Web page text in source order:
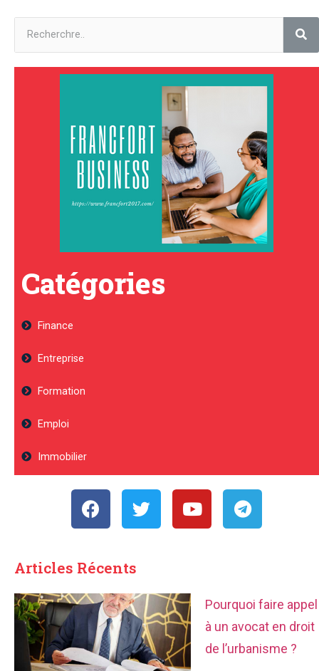
Catégories
Finance
Entreprise
Formation
Emploi
Immobilier
Articles Récents
Pourquoi faire appel
à un avocat en droit
de l’urbanisme ?